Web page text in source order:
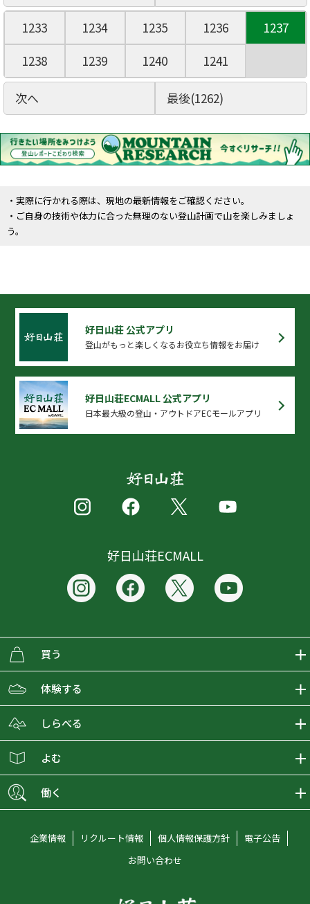
1233 1234 1235 1236
1237
1238
1239 1240 1241
次へ 最後(1262)
・実際に行かれる際は、現地の最新情報をご確認ください。
・ご自身の技術や体力に合った無理のない登山計画で山を楽しみましょ
う。
好日山荘 公式アプリ
登山がもっと楽しくなるお役立ち情報をお届け
好日山荘ECMALL 公式アプリ
日本最大級の登山・アウトドアECモールアプリ
好日山荘ECMALL
買う
ECMALLの商品をさがす
取り扱いブランド一覧
ショップブログ
会員募集
体験する
おとな女子登山部
グラビティリサーチ
しらべる
登山レポート
オンラインコンシェルジュ
よむ
好日山荘マガジン
働く
企業情報 リクルート情報 個人情報保護方針
電子公告
お問い合わせ